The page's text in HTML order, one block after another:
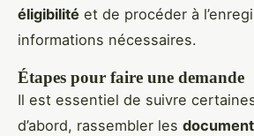
éligibilité et de procéder à
informations nécessaires.
Étapes pour faire une demande
Il est essentiel de suivre
d’abord, rassembler les